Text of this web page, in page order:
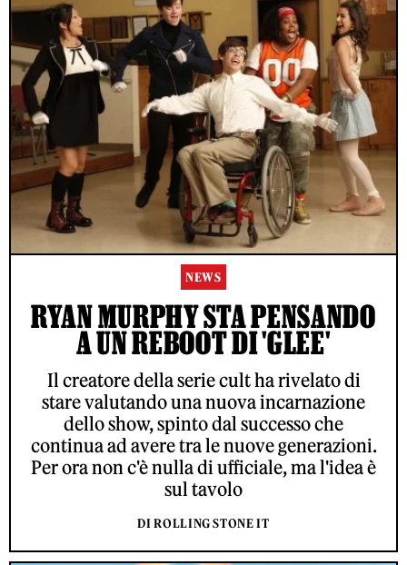
NEWS
RYAN MURPHY STA PENSANDO
A UN REBOOT DI 'GLEE'
Il creatore della serie cult ha rivelato di
stare valutando una nuova incarnazione
dello show, spinto dal successo che
continua ad avere tra le nuove generazioni.
Per ora non c'è nulla di ufficiale, ma l'idea è
sul tavolo
DI ROLLING STONE IT